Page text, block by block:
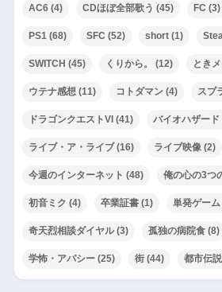
AC6(4) CDほぼ全部歌う (45) FC (3)
PS1(68) SFC (52) short(1)
SWITCH (45) くりから。 (12) とき
ウテナ感想(11) コトダマン(4) スプ
ドラゴンクエストVI (41) バイオハザード
ライブ・ア・ライブ(16) ライブ映像(2)
今週のインターネット (48) 俺の心の3つ
初音ミク (4) 卒業証書(1) 単発ゲーム
奇天烈相談ダイヤル(3) 孤独の病院食(8)
学怖・アパシー(25) 街(44) 都市伝